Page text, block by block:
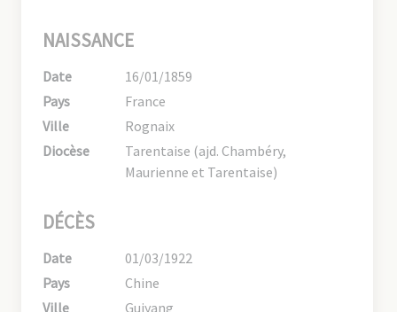
NAISSANCE
Date
16/01/1859
Pays
France
Ville
Rognaix
Diocèse
Tarentaise (ajd. Chambéry,
Maurienne et Tarentaise)
DÉCÈS
Date
01/03/1922
Pays
Chine
Ville
Guiyang